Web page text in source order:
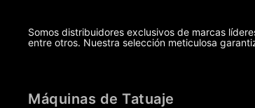
Somos distribuidores exclusivos de marcas
entre otros. Nuestra selección meticulosa
Máquinas de Tatuaje